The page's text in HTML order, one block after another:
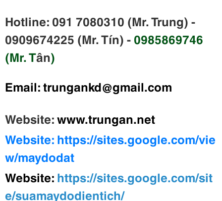
Hotline: 091 7080310 (Mr. Trung) -
0909674225 (Mr. Tín) - 0985869746
(Mr. Tân)
Email:trungankd@gmail.com
Website:www.trungan.net
Website: https://sites.google.com/vie
w/maydodat
Website: https://sites.google.com/sit
e/suamaydodientich/